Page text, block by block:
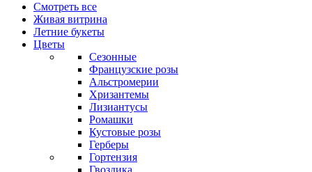
Смотреть все
Живая витрина
Летние букеты
Цветы
Сезонные
Французские розы
Альстромерии
Хризантемы
Лизиантусы
Ромашки
Кустовые розы
Герберы
Гортензия
Гвоздика